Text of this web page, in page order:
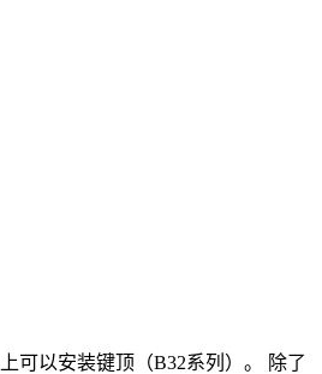
可以安装键顶（B32系列）。 除了